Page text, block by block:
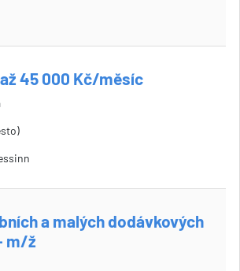
45 000 Kč/měsíc
a malých dodávkových
m/ž